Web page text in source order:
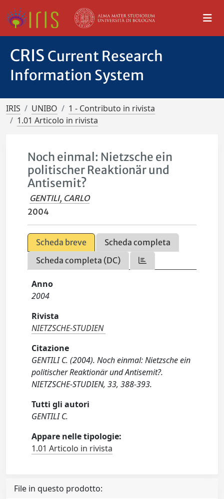
CRIS Current Research
Information System
IRIS UNIBO
1 - Contributo in rivista
1.01 Articolo in rivista
Noch einmal: Nietzsche ein
politischer Reaktionär und
Antisemit?
GENTILI, CARLO
2004
Scheda breve
Scheda completa
Scheda completa (DC)
Anno
2004
Rivista
NIETZSCHE-STUDIEN
Citazione
GENTILI C. (2004). Noch einmal: Nietzsche ein
politischer Reaktionär und Antisemit?.
NIETZSCHE-STUDIEN, 33, 388-393.
Tutti gli autori
GENTILI C.
Appare nelle tipologie:
1.01 Articolo in rivista
File in questo prodotto: